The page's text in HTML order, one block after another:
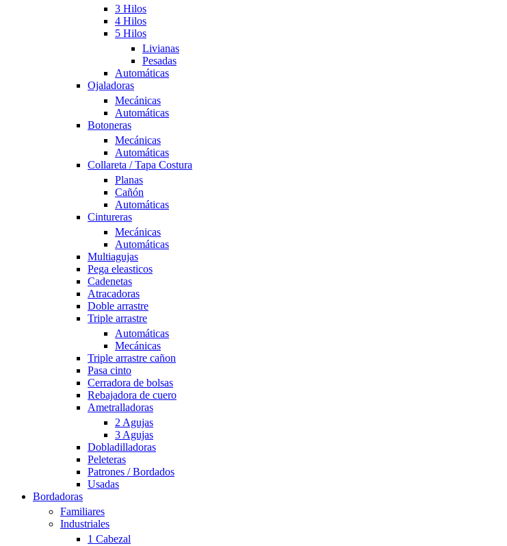
3 Hilos
4 Hilos
5 Hilos
Livianas
Pesadas
Automáticas
Ojaladoras
Mecánicas
Automáticas
Botoneras
Mecánicas
Automáticas
Collareta / Tapa Costura
Planas
Cañón
Automáticas
Cintureras
Mecánicas
Automáticas
Multiagujas
Pega eleasticos
Cadenetas
Atracadoras
Doble arrastre
Triple arrastre
Automáticas
Mecánicas
Triple arrastre cañon
Pasa cinto
Cerradora de bolsas
Rebajadora de cuero
Ametralladoras
2 Agujas
3 Agujas
Dobladilladoras
Peleteras
Patrones / Bordados
Usadas
Bordadoras
Familiares
Industriales
1 Cabezal